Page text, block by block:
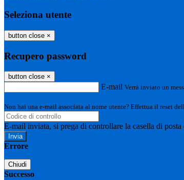
Seleziona utente
button close ×
Recupero password
button close ×
E-mail Verrà inviato un
Non hai una e-mail associata al nome utente? Effettua il reset
E-mail inviata, si prega di controllare la casella di posta
Errore
Chiudi
Successo